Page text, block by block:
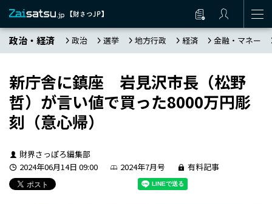
政治・経済 政治 選挙 地方行政 経済 金融・マネー
新庁舎に鎮座 岩見沢市長（松野
哲）が言い値で買った8000万円彫
刻（意心帰）
財界さっぽろ編集部
2024年06月14日 09:00
2024年7月号 有料記事